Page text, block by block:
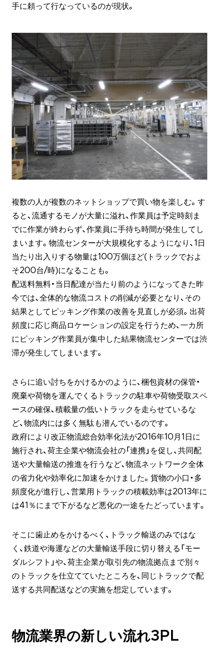
手に頼って行なっているのが現状。
複数の人が複数のネットショップで買い物を楽しむ。す
ると、流通するモノが大量に溢れ、作業員は予定時刻ま
でに作業が終わらず、作業員に手待ち時間が発生してし
まいます。物流センターが大規模化するようになり、1日
当たり出入りする物量は100万個ほど(トラックでおよ
そ200台/時)になることも。
配送料無料・当日配達が当たり前のようになってきた昨
今では、全体的な物流コストの削減が必要となり、その
結果としてピッキング作業の改善を見直しが必須。出荷
頻度に応じ商品ロケーションの設定を行うため、一カ所
にピッキング作業員が集中した結果物流センターでは渋
滞が発生してしまいます。
さらに追い討ちをかけるかのように、梱包資材の保管・
廃棄や荷物を運んでくるトラックの駐車や荷物受取スペ
ースの確保、積載量の低いトラックを走らせているな
ど、物流内には多く無駄も潜んでいるのです。
政府により改正物流総合効率化法が2016年10月1日に
施行され、荷主企業や物流会社の「連携」を促し、共同配
送や大量輸送の推進を行うなど、物流ネットワーク全体
の省力化や効率化に加速をかけました。貨物の小口・多
頻度化が進行し、営業用トラックの積載効率は2013年に
は41％にまで下がるなど悪化の一途をたどっています。
そこに歯止めをかけるべく、トラック輸送のみではな
く、鉄道や海運などの大量輸送手段に切り替える「モー
ダルシフト」や、荷主企業が取引先の物流拠点まで別々
のトラックを仕立てていたところを、同じトラックで配
送する共同配送などの実施を想定しています。
物流業界の新しい流れ3PL